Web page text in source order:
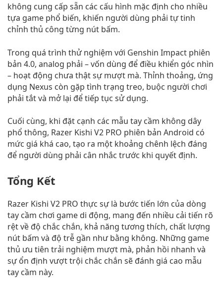
không cung cấp sẵn các cấu hình mặc định cho nhiều
tựa game phổ biến, khiến người dùng phải tự tinh
chỉnh thủ công từng nút bấm.
Trong quá trình thử nghiệm với Genshin Impact phiên
bản 4.0, analog phải – vốn dùng để điều khiển góc nhìn
– hoạt động chưa thật sự mượt mà. Thỉnh thoảng, ứng
dụng Nexus còn gặp tình trạng treo, buộc người chơi
phải tắt và mở lại để tiếp tục sử dụng.
Cuối cùng, khi đặt cạnh các mẫu tay cầm không dây
phổ thông, Razer Kishi V2 PRO phiên bản Android có
mức giá khá cao, tạo ra một khoảng chênh lệch đáng
để người dùng phải cân nhắc trước khi quyết định.
Tổng Kết
Razer Kishi V2 PRO thực sự là bước tiến lớn của dòng
tay cầm chơi game di động, mang đến nhiều cải tiến rõ
rệt về độ chắc chắn, khả năng tương thích, chất lượng
nút bấm và độ trễ gần như bằng không. Những game
thủ ưu tiên trải nghiệm mượt mà, phản hồi nhanh và
sự ổn định vượt trội chắc chắn sẽ đánh giá cao mẫu
tay cầm này.